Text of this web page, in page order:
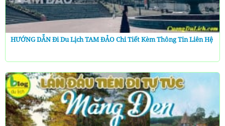
HƯỚNG DẪN Đi Du Lịch TAM ĐẢO Chi Tiết Kèm Thông Tin Liên Hệ